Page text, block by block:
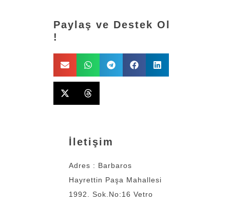
Paylaş ve Destek Ol
!
İletişim
Adres : Barbaros
Hayrettin Paşa Mahallesi
1992. Sok.No:16 Vetro